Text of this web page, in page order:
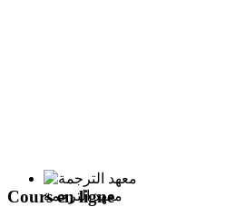
معهد الترجمة
Cours en ligne